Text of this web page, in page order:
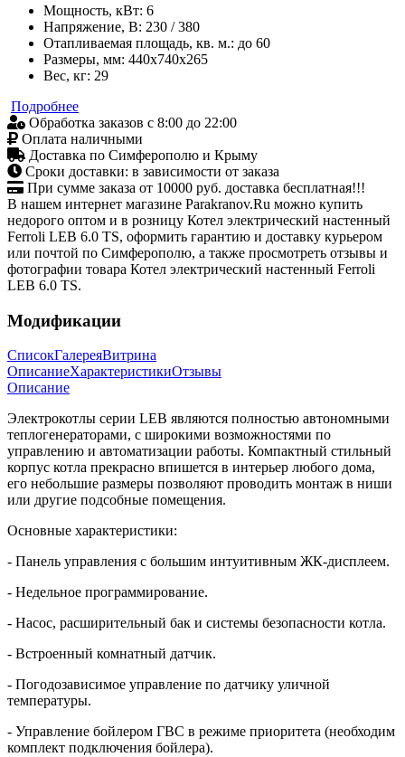
Мощность, кВт: 6
Напряжение, В: 230 / 380
Отапливаемая площадь, кв. м.: до 60
Размеры, мм: 440x740x265
Вес, кг: 29
Подробнее
Обработка заказов с 8:00 до 22:00
Оплата наличными
Доставка по Симферополю и Крыму
Сроки доставки: в зависимости от заказа
При сумме заказа от 10000 руб. доставка бесплатная!!!
В нашем интернет магазине Parakranov.Ru можно купить
недорого оптом и в розницу Котел электрический настенный
Ferroli LEB 6.0 TS, оформить гарантию и доставку курьером
или почтой по Симферополю, а также просмотреть отзывы и
фотографии товара Котел электрический настенный Ferroli
LEB 6.0 TS.
Модификации
СписокГалереяВитрина
ОписаниеХарактеристикиОтзывы
Описание
Электрокотлы серии LEB являются полностью автономными
теплогенераторами, с широкими возможностями по
управлению и автоматизации работы. Компактный стильный
корпус котла прекрасно впишется в интерьер любого дома,
его небольшие размеры позволяют проводить монтаж в ниши
или другие подсобные помещения.
Основные характеристики:
- Панель управления с большим интуитивным ЖК-дисплеем.
- Недельное программирование.
- Насос, расширительный бак и системы безопасности котла.
- Встроенный комнатный датчик.
- Погодозависимое управление по датчику уличной
температуры.
- Управление бойлером ГВС в режиме приоритета (необходим
комплект подключения бойлера).